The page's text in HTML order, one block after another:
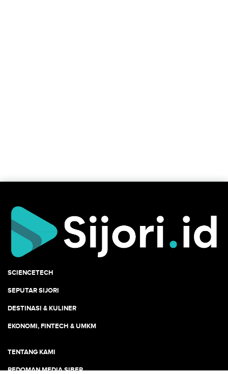
SCIENCETECH
SEPUTAR SIJORI
DESTINASI & KULINER
EKONOMI, FINTECH & UMKM
TENTANG KAMI
PEDOMAN MEDIA SIBER